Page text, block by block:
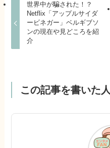
世界中が騙された！？
Netflix「アップルサイダ
ービネガー」ベルギブソ
ンの現在や見どころを紹
介
この記事を書いた人